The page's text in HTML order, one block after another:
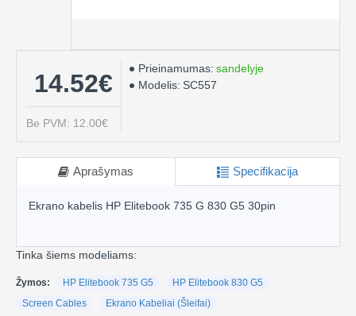
14.52€
Be PVM: 12.00€
Prieinamumas: sandelyje
Modelis: SC557
Aprašymas Specifikacija
Ekrano kabelis HP Elitebook 735 G 830 G5 30pin
Tinka šiems modeliams:
Žymos: HP Elitebook 735 G5
HP Elitebook 830 G5
Screen Cables
Ekrano Kabeliai (Šleifai)